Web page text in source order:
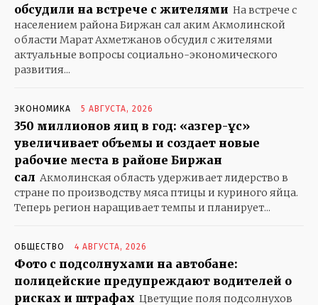
обсудили на встрече с жителями На встрече с
населением района Биржан сал аким Акмолинской
области Марат Ахметжанов обсудил с жителями
актуальные вопросы социально-экономического
развития...
ЭКОНОМИКА 5 АВГУСТА, 2026
350 миллионов яиц в год: «Қазгер-Құс»
увеличивает объемы и создает новые
рабочие места в районе Биржан
сал Акмолинская область удерживает лидерство в
стране по производству мяса птицы и куриного яйца.
Теперь регион наращивает темпы и планирует...
ОБЩЕСТВО 4 АВГУСТА, 2026
Фото с подсолнухами на автобане:
полицейские предупреждают водителей о
рисках и штрафах Цветущие поля подсолнухов